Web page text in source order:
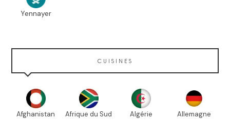
Yennayer
CUISINES
Afghanistan Afrique du Sud Algérie Allemagne